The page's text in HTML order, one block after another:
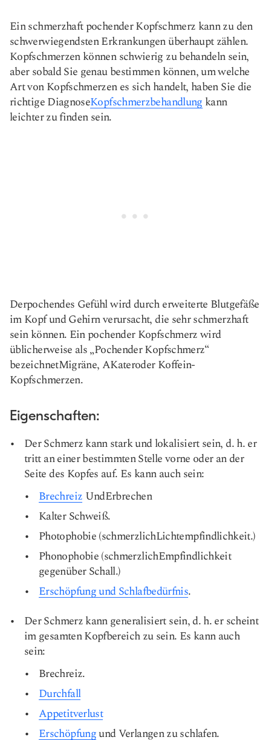
Ein schmerzhaft pochender Kopfschmerz kann zu den
schwerwiegendsten Erkrankungen überhaupt zählen.
Kopfschmerzen können schwierig zu behandeln sein,
aber sobald Sie genau bestimmen können, um welche
Art von Kopfschmerzen es sich handelt, haben Sie die
richtige DiagnoseKopfschmerzbehandlung kann
leichter zu finden sein.
Derpochendes Gefühlwird durch erweiterte Blutgefäße
im Kopf und Gehirn verursacht, die sehr schmerzhaft
sein können. Ein pochender Kopfschmerz wird
üblicherweise als „Pochender Kopfschmerz“
bezeichnetMigräne, AKateroder Koffein-
Kopfschmerzen.
Eigenschaften:
Der Schmerz kann stark und lokalisiert sein, d. h. er
tritt an einer bestimmten Stelle vorne oder an der
Seite des Kopfes auf. Es kann auch sein:
Brechreiz UndErbrechen
Kalter Schweiß.
Photophobie(schmerzlichLichtempfindlichkeit.)
Phonophobie(schmerzlichEmpfindlichkeit
gegenüber Schall.)
Erschöpfung und Schlafbedürfnis.
Der Schmerz kann generalisiert sein, d. h. er scheint
im gesamten Kopfbereich zu sein. Es kann auch
sein:
Brechreiz.
Durchfall
Appetitverlust
Erschöpfungund Verlangen zu schlafen.